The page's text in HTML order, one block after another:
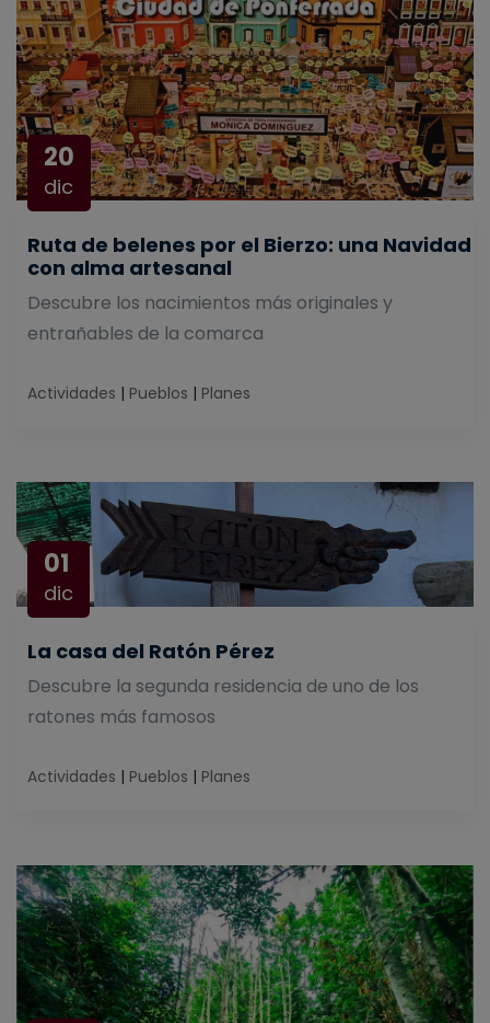
20
dic
Ruta de belenes por el Bierzo: una Navidad
con alma artesanal
Descubre los nacimientos más originales y
entrañables de la comarca
Actividades | Pueblos | Planes
01
dic
La casa del Ratón Pérez
Descubre la segunda residencia de uno de los
ratones más famosos
Actividades | Pueblos | Planes